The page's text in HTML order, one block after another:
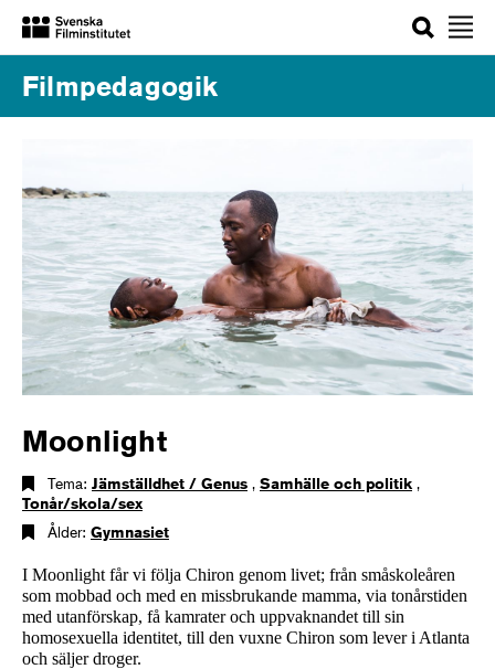
Sök
Filmpedagogik
Moonlight
Tema: Jämställdhet / Genus , Samhälle och politik ,
Tonår/skola/sex
Ålder: Gymnasiet
I Moonlight får vi följa Chiron genom livet; från småskoleåren
som mobbad och med en missbrukande mamma, via tonårstiden
med utanförskap, få kamrater och uppvaknandet till sin
homosexuella identitet, till den vuxne Chiron som lever i Atlanta
och säljer droger.